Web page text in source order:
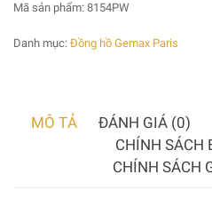
Mã sản phẩm: 8154PW
Danh mục: Đồng hồ Gemax Paris
MÔ TẢ ĐÁNH GIÁ (0)
CHÍNH SÁCH
CHÍNH SÁCH